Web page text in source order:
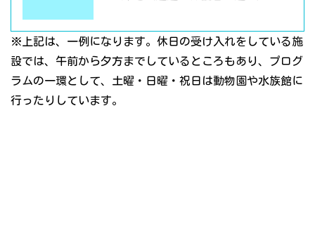
※上記は、一例になります。休日の受け入れをしている施
設では、午前から夕方までしているところもあり、プログ
ラムの一環として、土曜・日曜・祝日は動物園や水族館に
行ったりしています。